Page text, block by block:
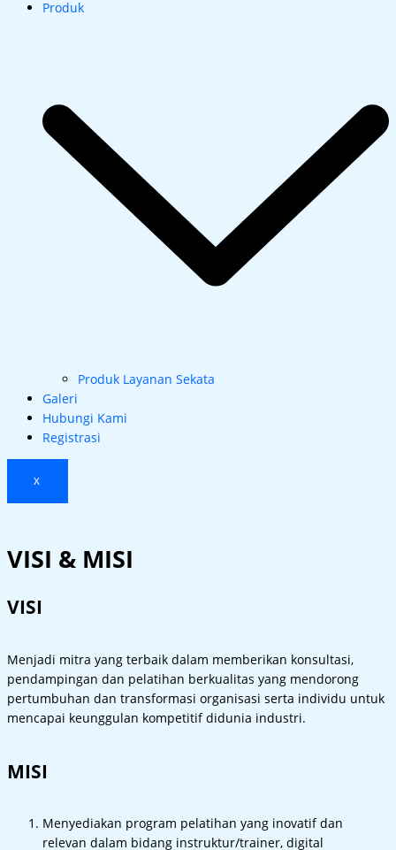
Produk
Produk Layanan Sekata
Galeri
Hubungi Kami
Registrasi
X
VISI & MISI
VISI
Menjadi mitra yang terbaik dalam memberikan konsultasi,
pendampingan dan pelatihan berkualitas yang mendorong
pertumbuhan dan transformasi organisasi serta individu untuk
mencapai keunggulan kompetitif didunia industri.
MISI
Menyediakan program pelatihan yang inovatif dan
relevan dalam bidang instruktur/trainer, digital